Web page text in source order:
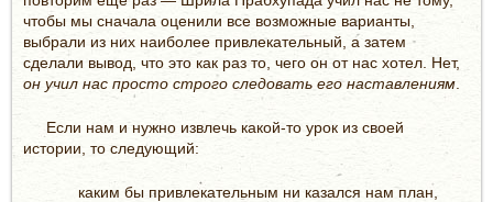
чтобы мы сначала оценили все возможные варианты,
выбрали из них наиболее привлекательный, а затем
сделали вывод, что это как раз то, чего он от нас хотел. Нет,
он учил нас просто строго следовать его наставлениям
Если нам и нужно извлечь какой-то урок из своей
истории, то следующий:
каким бы привлекательным ни казался нам план,